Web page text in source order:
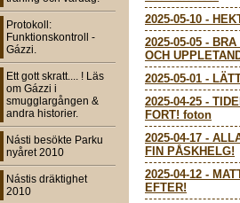
Protokoll:
Funktionskontroll -
Gázzi.
Ett gott skratt.... ! Läs
om Gázzi i
smugglargången &
andra historier.
Násti besökte Parku
nyåret 2010
Nástis dräktighet
2010
2025-05-10 -
2025-05-05 -
OCH
2025-05-01 -
2025-04-25 -
FORT! foton
2025-04-17 -
FIN PÅSKHELG!
2025-04-12 -
EFTER!